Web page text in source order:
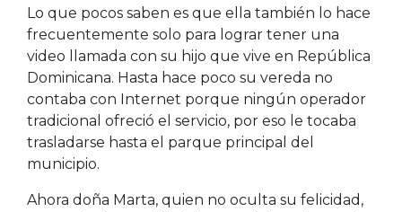
Lo que pocos saben es que ella también lo hace
frecuentemente solo para lograr tener una
video llamada con su hijo que vive en República
Dominicana. Hasta hace poco su vereda no
contaba con Internet porque ningún operador
tradicional ofreció el servicio, por eso le tocaba
trasladarse hasta el parque principal del
municipio.
Ahora doña Marta, quien no oculta su felicidad,